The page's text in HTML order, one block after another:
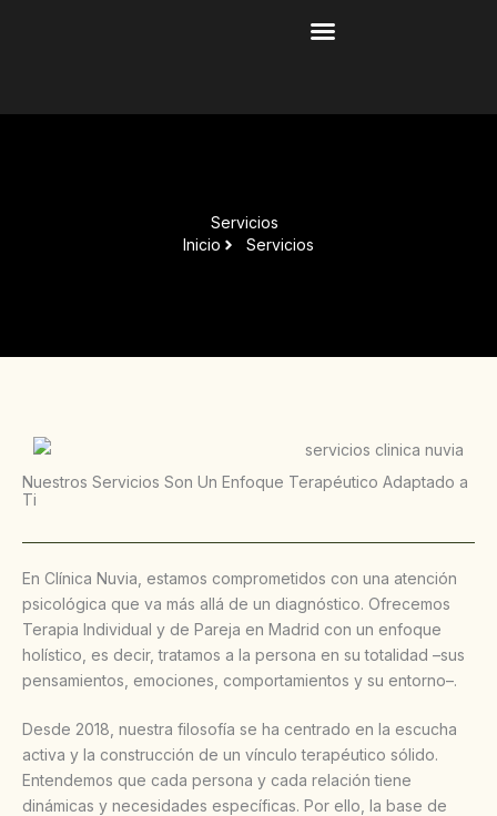
Servicios
Inicio
Servicios
Nuestros Servicios Son Un Enfoque Terapéutico Adaptado a
Ti
En Clínica Nuvia, estamos comprometidos con una atención
psicológica que va más allá de un diagnóstico. Ofrecemos
Terapia Individual y de Pareja en Madrid con un enfoque
holístico, es decir, tratamos a la persona en su totalidad –sus
pensamientos, emociones, comportamientos y su entorno–.
Desde 2018, nuestra filosofía se ha centrado en la escucha
activa y la construcción de un vínculo terapéutico sólido.
Entendemos que cada persona y cada relación tiene
dinámicas y necesidades específicas. Por ello, la base de